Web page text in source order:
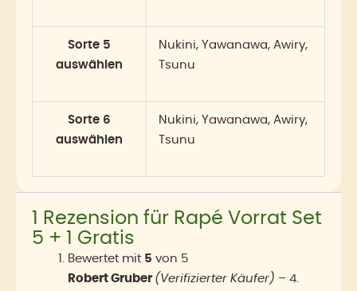
Sorte 5
auswählen
Nukini, Yawanawa, Awiry,
Tsunu
Sorte 6
auswählen
Nukini, Yawanawa, Awiry,
Tsunu
1 Rezension für Rapé Vorrat Set
5 + 1 Gratis
Bewertet mit 5 von 5
Robert Gruber (Verifizierter Käufer) – 4.